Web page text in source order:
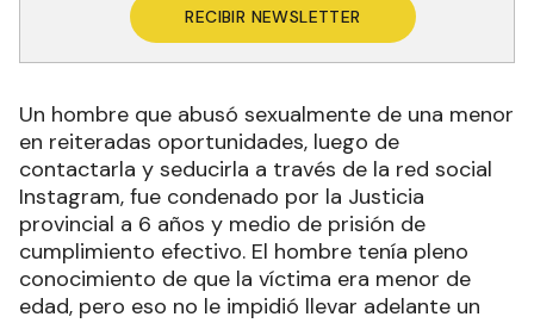
RECIBIR NEWSLETTER
Un hombre que abusó sexualmente de una menor
en reiteradas oportunidades, luego de
contactarla y seducirla a través de la red social
Instagram, fue condenado por la Justicia
provincial a 6 años y medio de prisión de
cumplimiento efectivo. El hombre tenía pleno
conocimiento de que la víctima era menor de
edad, pero eso no le impidió llevar adelante un